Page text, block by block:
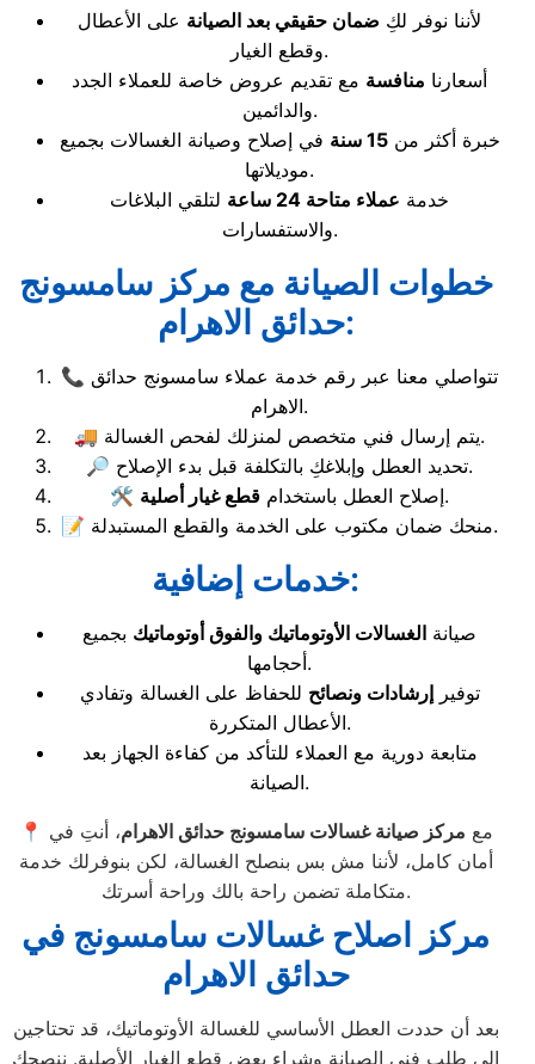
لأننا نوفر لكِ ضمان حقيقي بعد الصيانة على الأعطال
وقطع الغيار.
أسعارنا منافسة مع تقديم عروض خاصة للعملاء الجدد
والدائمين.
خبرة أكثر من15 سنة
في إصلاح وصيانة الغسالات بجميع
موديلاتها.
خدمة عملاء متاحة 24 ساعة
لتلقي البلاغات
والاستفسارات.
خطوات الصيانة مع مركز سامسونج
حدائق الاهرام:
📞 تتواصلي معنا عبر رقم خدمة عملاء سامسونج حدائق
الاهرام.
🚚 يتم إرسال فني متخصص لمنزلك لفحص الغسالة.
🔎 تحديد العطل وإبلاغكِ بالتكلفة قبل بدء الإصلاح.
🛠️ إصلاح العطل باستخدام قطع غيار أصلية
.
📝 منحك ضمان مكتوب على الخدمة والقطع المستبدلة.
خدمات إضافية:
صيانة الغسالات الأوتوماتيك والفوق أوتوماتيك بجميع
أحجامها.
توفيرإرشادات ونصائح للحفاظ على الغسالة وتفادي
الأعطال المتكررة.
متابعة دورية مع العملاء للتأكد من كفاءة الجهاز بعد
الصيانة.
📍 مع مركز صيانة غسالات سامسونج حدائق الاهرام، أنتِ في
أمان كامل، لأننا مش بس بنصلح الغسالة، لكن بنوفرلك خدمة
متكاملة تضمن راحة بالك وراحة أسرتك.
مركز اصلاح غسالات سامسونج في
حدائق الاهرام
بعد أن حددت العطل الأساسي للغسالة الأوتوماتيك، قد تحتاجين
إلى طلب فني الصيانة وشراء بعض قطع الغيار الأصلية. ننصحكِ